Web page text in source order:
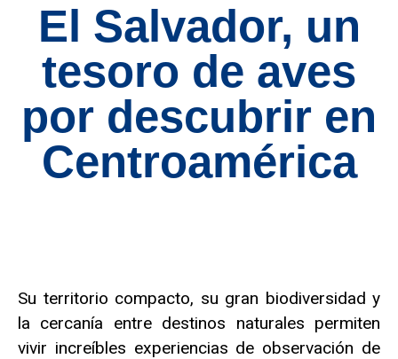
El Salvador, un
tesoro de aves
por descubrir en
Centroamérica
Su territorio compacto, su gran biodiversidad y
la cercanía entre destinos naturales permiten
vivir increíbles experiencias de observación de